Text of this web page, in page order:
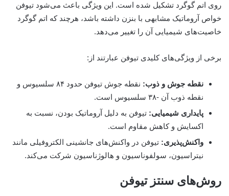
روی اتم گوگرد تشکیل شده است. این ویژگی باعث می‌شود تیوفن
خواص آروماتیک مشابهی با بنزن داشته باشد، هرچند که اتم گوگرد
خاصیت‌های شیمیایی آن را تغییر می‌دهد.
برخی از ویژگی‌های کلیدی تیوفن عبارتند از:
نقطه جوش و ذوب:
نقطه جوش تیوفن حدود ۸۴ سلسیوس و
نقطه ذوب آن -۳۸ سلسیوس است.
پایداری شیمیایی: تیوفن به دلیل آروماتیک بودن، نسبت به
اکسایش و کاهش مقاوم است.
واکنش‌پذیری: تیوفن در واکنش‌های جانشینی الکتروفیلی مانند
نیتراسیون، سولفوناسیون و هالوژناسیون شرکت می‌کند.
روش‌های سنتز تیوفن